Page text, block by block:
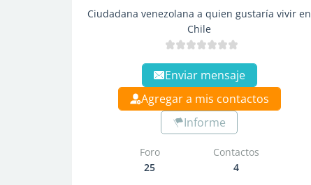
Ciudadana venezolana a quien gustaría vivir en
Chile
Enviar mensaje
Agregar a mis contactos
Informe
Foro
25
Contactos
4